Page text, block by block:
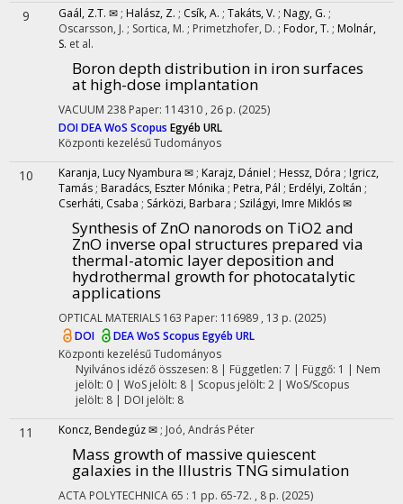
9 Gaál, Z.T. ✉ ; Halász, Z. ; Csík, A. ; Takáts, V. ; Nagy, G. ;
Oscarsson, J. ; Sortica, M. ; Primetzhofer, D. ; Fodor, T. ; Molnár,
S. et al.
Boron depth distribution in iron surfaces
at high-dose implantation
VACUUM 238 Paper: 114310 , 26 p. (2025)
DOIDEAWoS Scopus Egyéb URL
Központi kezelésűTudományos
10 Karanja, Lucy Nyambura ✉ ; Karajz, Dániel ; Hessz, Dóra ; Igricz,
Tamás ; Baradács, Eszter Mónika ; Petra, Pál ; Erdélyi, Zoltán ;
Cserháti, Csaba ; Sárközi, Barbara ; Szilágyi, Imre Miklós ✉
Synthesis of ZnO nanorods on TiO2 and
ZnO inverse opal structures prepared via
thermal-atomic layer deposition and
hydrothermal growth for photocatalytic
applications
OPTICAL MATERIALS 163 Paper: 116989 , 13 p. (2025)
DOI
DEAWoS Scopus Egyéb URL
Központi kezelésűTudományos
Nyilvános idéző összesen: 8| Független: 7 | Függő: 1 | Nem
jelölt: 0 | WoS jelölt: 8 | Scopus jelölt: 2 | WoS/Scopus
jelölt: 8 | DOI jelölt: 8
11 Koncz, Bendegúz ✉ ; Joó, András Péter
Mass growth of massive quiescent
galaxies in the Illustris TNG simulation
ACTA POLYTECHNICA 65 : 1 pp. 65-72. , 8 p. (2025)